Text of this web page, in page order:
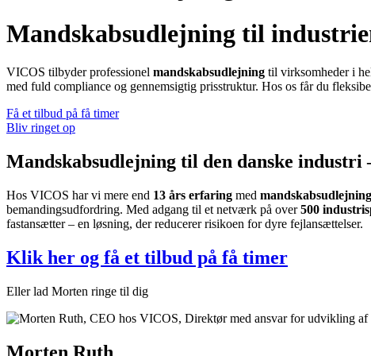
Mandskabsudlejning til
VICOS tilbyder professionel mandskabsudlejning til virksomheder i
med fuld compliance og gennemsigtig prisstruktur. Hos os får du
Få et tilbud på få timer
Bliv ringet op
Mandskabsudlejning til den danske
Hos VICOS har vi mere end 13 års erfaring med mandskabsudlejning
bemandingsudfordring. Med adgang til et netværk på over500
fastansætter – en løsning, der reducerer risikoen for dyre fejlansættelser.
Klik her og få et tilbud på få timer
Eller lad Morten ringe til dig